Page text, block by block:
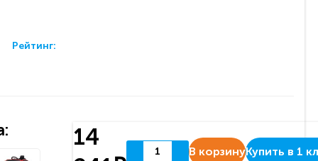
Рейтинг:
14
В корзинуКупить в 1